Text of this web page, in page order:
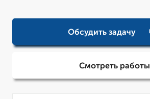
Обсудить задачу
Смотреть работы